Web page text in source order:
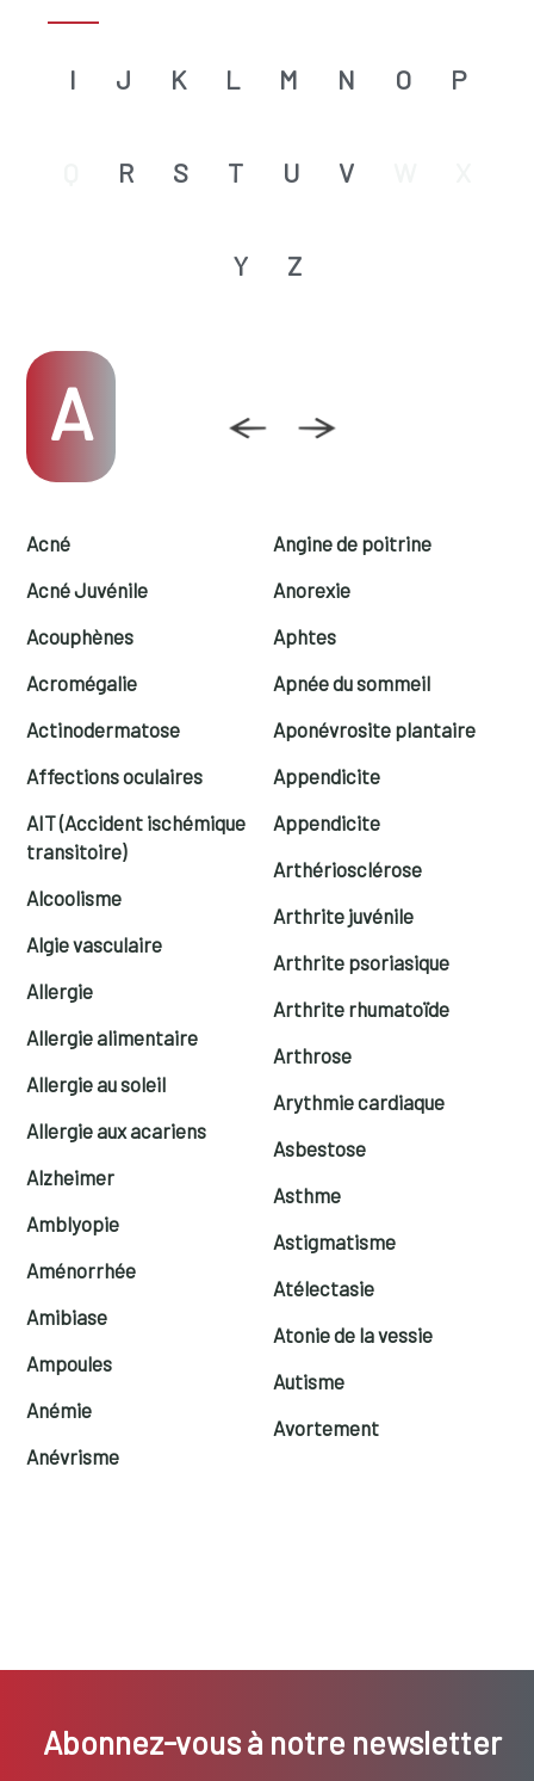
I J K L M N O P
R S T U V
Y Z
A
Acné
Acné Juvénile
Acouphènes
Acromégalie
Actinodermatose
Affections oculaires
AIT (Accident ischémique
transitoire)
Alcoolisme
Algie vasculaire
Allergie
Allergie alimentaire
Allergie au soleil
Allergie aux acariens
Alzheimer
Amblyopie
Aménorrhée
Amibiase
Ampoules
Anémie
Anévrisme
Angine de poitrine
Anorexie
Aphtes
Apnée du sommeil
Aponévrosite plantaire
Appendicite
Appendicite
Arthériosclérose
Arthrite juvénile
Arthrite psoriasique
Arthrite rhumatoïde
Arthrose
Arythmie cardiaque
Asbestose
Asthme
Astigmatisme
Atélectasie
Atonie de la vessie
Autisme
Avortement
Abonnez-vous à notre newsletter